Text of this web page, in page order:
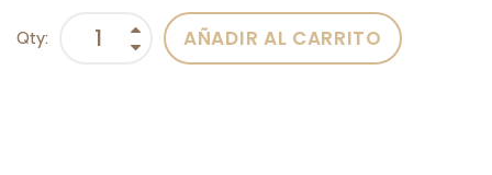
Qty: AÑADIR AL CARRITO